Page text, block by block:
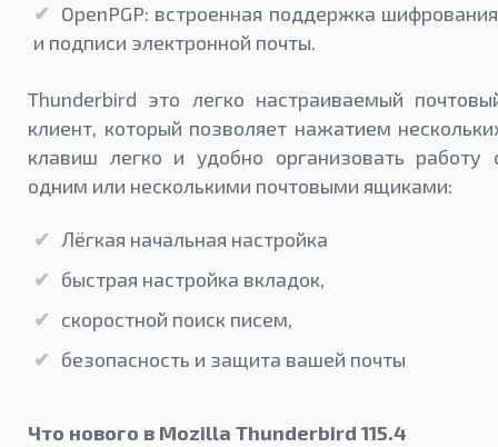
OpenPGP: встроенная поддержка шифрования
и подписи электронной почты.
Thunderbird это легко настраиваемый
клиент, который позволяет нажатием
клавиш легко и удобно организовать работу
одним или несколькими почтовыми ящиками:
Лёгкая начальная настройка
быстрая настройка вкладок,
скоростной поиск писем,
безопасность и защита вашей почты
Что нового в Mozilla Thunderbird 115.4